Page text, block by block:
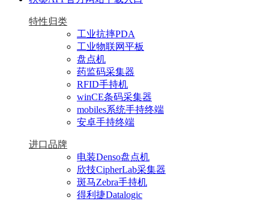
特性归类
工业抗摔PDA
工业物联网平板
盘点机
药监码采集器
RFID手持机
winCE条码采集器
mobiles系统手持终端
安卓手持终端
进口品牌
电装Denso盘点机
欣技CipherLab采集器
斑马Zebra手持机
得利捷Datalogic